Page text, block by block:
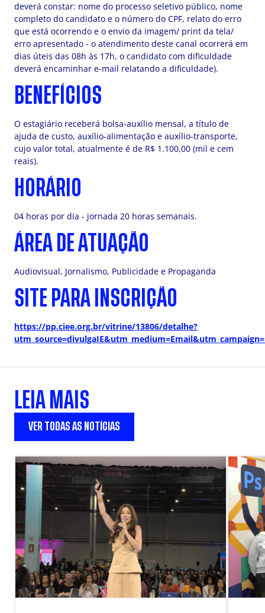
deverá constar: nome do processo seletivo público, nome
completo do candidato e o número do CPF, relato do erro
que está ocorrendo e o envio da imagem/ print da tela/
erro apresentado - o atendimento deste canal ocorrerá em
dias úteis das 08h às 17h, o candidato com dificuldade
deverá encaminhar e-mail relatando a dificuldade).
BENEFÍCIOS
O estagiário receberá bolsa-auxílio mensal, a título de
ajuda de custo, auxílio-alimentação e auxílio-transporte,
cujo valor total, atualmente é de R$ 1.100,00 (mil e cem
reais).
HORÁRIO
04 horas por dia - jornada 20 horas semanais.
ÁREA DE ATUAÇÃO
Audiovisual, Jornalismo, Publicidade e Propaganda
SITE PARA INSCRIÇÃO
https://pp.ciee.org.br/vitrine/13806/detalhe?
LEIA MAIS
VER TODAS AS NOTÍCIAS